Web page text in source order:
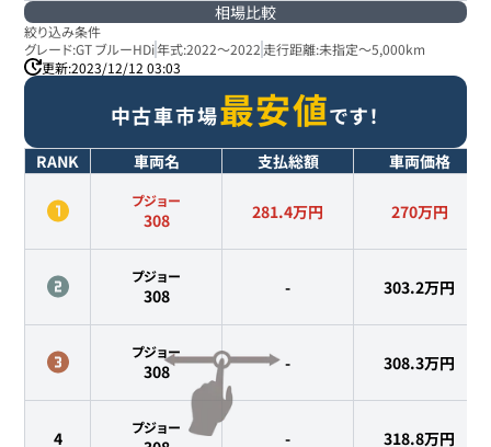
相場比較
絞り込み条件
グレード:GT ブルーHDi年式:2022～2022 走行距離:未指定～5,000km
更新:2023/12/12 03:03
中古車市場最安値です！
RANK 車両名 支払総額 車両価格
プジョー
308 281.4万円 270万円
プジョー
308 - 303.2万円
プジョー
308 - 308.3万円
4
プジョー
- 318.8万円